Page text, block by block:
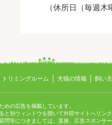
（休所日（毎週木曜
トリミングルーム 犬猫の情報 飼い
めの広告を掲載しています。
別ウィンドウを開いて外部サイトへリン
等につきましては、直接、広告スポンサ